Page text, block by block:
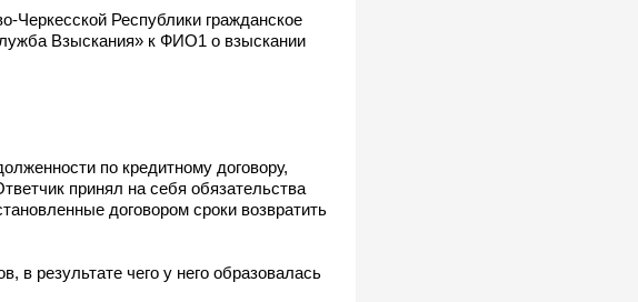
Черкесской Республики гражданское
Взыскания» к ФИО1 о взыскании
по кредитному договору,
принял на себя обязательства
договором сроки возвратить
в результате чего у него образовалась